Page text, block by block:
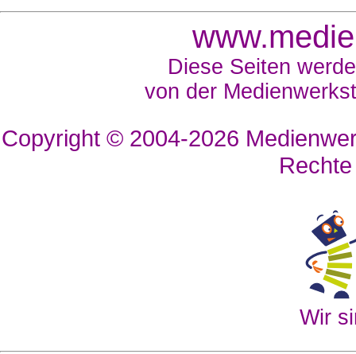
Diese Seiten
von der
Copyright © 2004-2026
Wir